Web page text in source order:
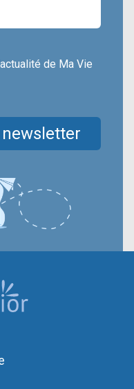
de Ma Vie
newsletter